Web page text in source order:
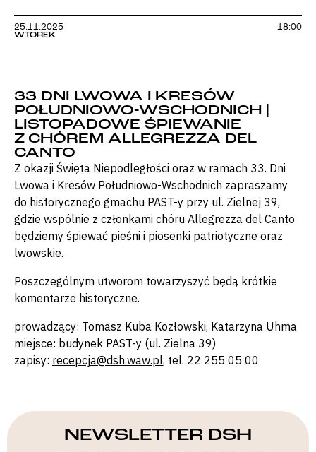
25.11.2025
WTOREK
18:00
33 DNI LWOWA I KRESÓW
POŁUDNIOWO-WSCHODNICH |
LISTOPADOWE ŚPIEWANIE
Z CHÓREM ALLEGREZZA DEL
CANTO
Z okazji Święta Niepodległości oraz w ramach 33. Dni
Lwowa i Kresów Południowo-Wschodnich zapraszamy
do historycznego gmachu PAST-y przy ul. Zielnej 39,
gdzie wspólnie z członkami chóru Allegrezza del Canto
będziemy śpiewać pieśni i piosenki patriotyczne oraz
lwowskie.
Poszczególnym utworom towarzyszyć będą krótkie
komentarze historyczne.
prowadzący: Tomasz Kuba Kozłowski, Katarzyna Uhma
miejsce: budynek PAST-y (ul. Zielna 39)
zapisy: recepcja@dsh.waw.pl, tel. 22 255 05 00
NEWSLETTER DSH